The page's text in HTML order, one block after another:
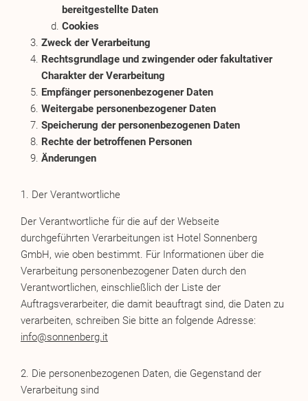
bereitgestellte Daten
Cookies
Zweck der Verarbeitung
Rechtsgrundlage und zwingender oder fakultativer
Charakter der Verarbeitung
Empfänger personenbezogener Daten
Weitergabe personenbezogener Daten
Speicherung der personenbezogenen Daten
Rechte der betroffenen Personen
Änderungen
1. Der Verantwortliche
Der Verantwortliche für die auf der Webseite
durchgeführten Verarbeitungen ist Hotel Sonnenberg
GmbH, wie oben bestimmt. Für Informationen über die
Verarbeitung personenbezogener Daten durch den
Verantwortlichen, einschließlich der Liste der
Auftragsverarbeiter, die damit beauftragt sind, die Daten zu
verarbeiten, schreiben Sie bitte an folgende Adresse:
info@sonnenberg.it
2. Die personenbezogenen Daten, die Gegenstand der
Verarbeitung sind